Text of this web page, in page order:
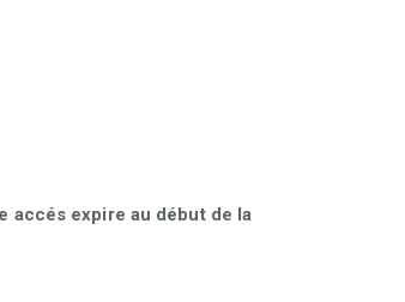
accés expire au début de la